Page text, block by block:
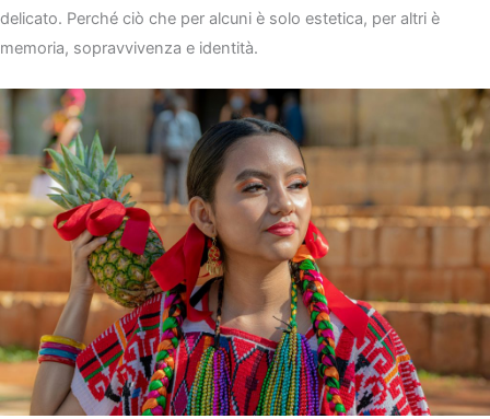
delicato. Perché ciò che per alcuni è solo estetica, per altri è
memoria, sopravvivenza e identità.